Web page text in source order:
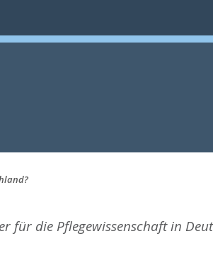
für die Pflegewissenschaft in